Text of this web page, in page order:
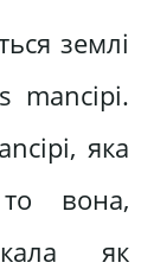
землі
mancipi.
яка
то вона,
як